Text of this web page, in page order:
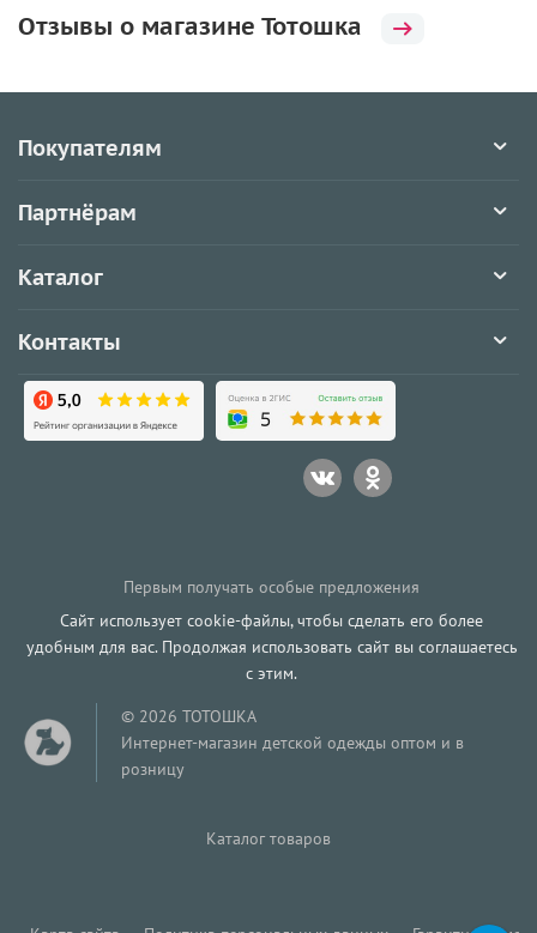
Отзывы о магазине Тотошка
Покупателям
Партнёрам
Каталог
Контакты
Первым получать особые предложения
Сайт использует cookie-файлы, чтобы сделать его более
удобным для вас. Продолжая использовать сайт вы соглашаетесь
с этим.
© 2026 ТОТОШКА
Интернет-магазин детской одежды оптом и в
розницу
Каталог товаров